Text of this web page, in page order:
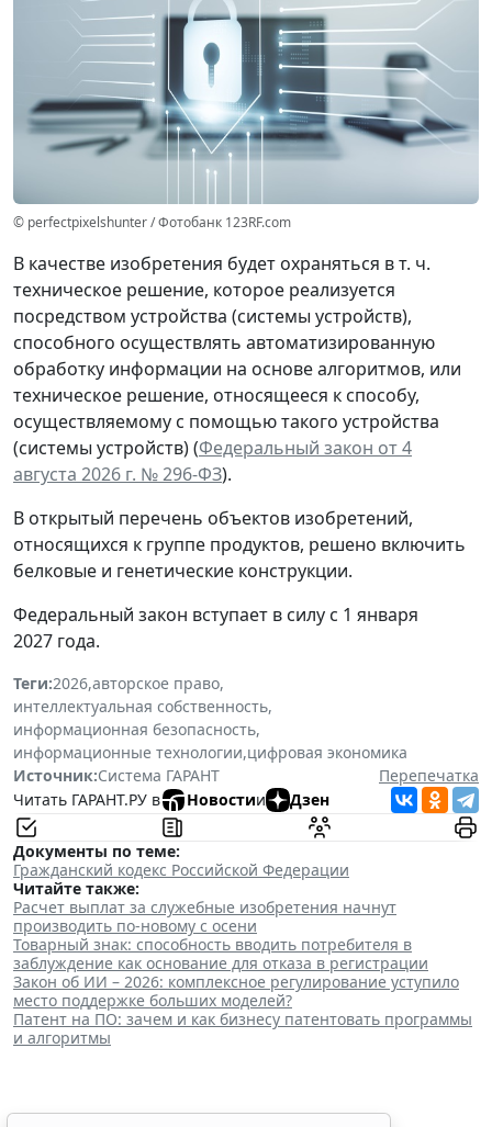
© perfectpixelshunter / Фотобанк 123RF.com
В качестве изобретения будет охраняться в т. ч.
техническое решение, которое реализуется
посредством устройства (системы устройств),
способного осуществлять автоматизированную
обработку информации на основе алгоритмов, или
техническое решение, относящееся к способу,
осуществляемому с помощью такого устройства
(системы устройств) (Федеральный закон от 4
августа 2026 г. № 296-ФЗ).
В открытый перечень объектов изобретений,
относящихся к группе продуктов, решено включить
белковые и генетические конструкции.
Федеральный закон вступает в силу с 1 января
2027 года.
Теги:2026,авторское право,
интеллектуальная собственность,
информационная безопасность,
информационные технологии,цифровая экономика
Источник:Система ГАРАНТ
Перепечатка
Читать ГАРАНТ.РУ в
Новостии Дзен
Документы по теме:
Гражданский кодекс Российской Федерации
Читайте также:
Расчет выплат за служебные изобретения начнут
производить по-новому с осени
Товарный знак: способность вводить потребителя в
заблуждение как основание для отказа в регистрации
Закон об ИИ – 2026: комплексное регулирование уступило
место поддержке больших моделей?
Патент на ПО: зачем и как бизнесу патентовать программы
и алгоритмы